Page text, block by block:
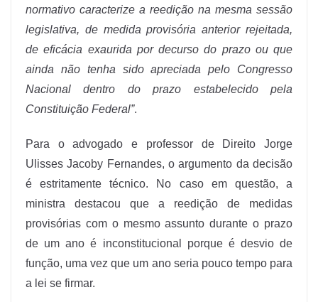
normativo caracterize a reedição na mesma sessão
legislativa, de medida provisória anterior rejeitada,
de eficácia exaurida por decurso do prazo ou que
ainda não tenha sido apreciada pelo Congresso
Nacional dentro do prazo estabelecido pela
Constituição Federal”.
Para o advogado e professor de Direito Jorge
Ulisses Jacoby Fernandes, o argumento da decisão
é estritamente técnico. No caso em questão, a
ministra destacou que a reedição de medidas
provisórias com o mesmo assunto durante o prazo
de um ano é inconstitucional porque é desvio de
função, uma vez que um ano seria pouco tempo para
a lei se firmar.